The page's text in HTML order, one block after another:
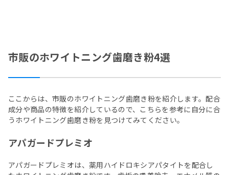
市販のホワイトニング歯磨き粉4選
ここからは、市販のホワイトニング歯磨き粉を紹介します。配合
成分や商品の特徴を紹介しているので、こちらを参考に自分に合
うホワイトニング歯磨き粉を見つけてみてください。
アパガードプレミオ
アパガードプレミオは、薬用ハイドロキシアパタイトを配合し